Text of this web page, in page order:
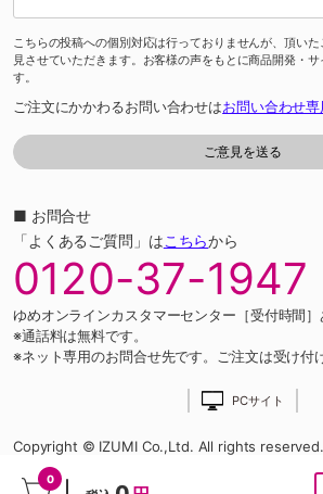
0
こちらの投稿への個別対応は行っておりませんが、頂い
見させていただきます。お客様の声をもとに商品開発・
す。
ご注文にかかわるお問い合わせはお問い合わせ
■ お問合せ
「よくあるご質問」はこちらから
0120-37-1947
ゆめオンラインカスタマーセンター［受付時間
※通話料は無料です。
※ネット専用のお問合せ先です。ご注文は受け付
PCサイト
Copyright © IZUMI Co.,Ltd. All rights reserved.